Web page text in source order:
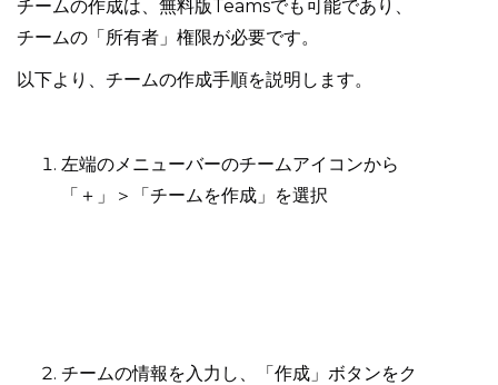
チームの作成は、無料版Teamsでも可能であり、
チームの「所有者」権限が必要です。
以下より、チームの作成手順を説明します。
左端のメニューバーのチームアイコンから
「＋」＞「チームを作成」を選択
チームの情報を入力し、「作成」ボタンをク